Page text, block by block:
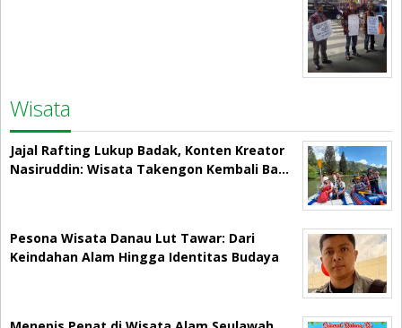
Wisata
Jajal Rafting Lukup Badak, Konten Kreator
Nasiruddin: Wisata Takengon Kembali Ba…
Pesona Wisata Danau Lut Tawar: Dari
Keindahan Alam Hingga Identitas Budaya